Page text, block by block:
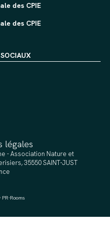
des CPIE
des CPIE
légales
- Association Nature et
35550 SAINT-JUST
Rooms